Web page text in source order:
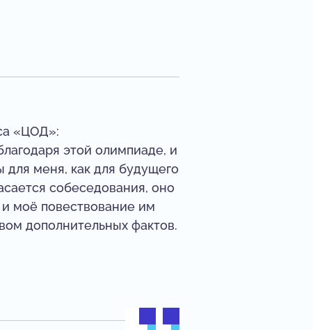
«ЦОД»:
этой олимпиаде, и
для меня, как для будущего
собеседования, оно
моё повествование им
дополнительных фактов.